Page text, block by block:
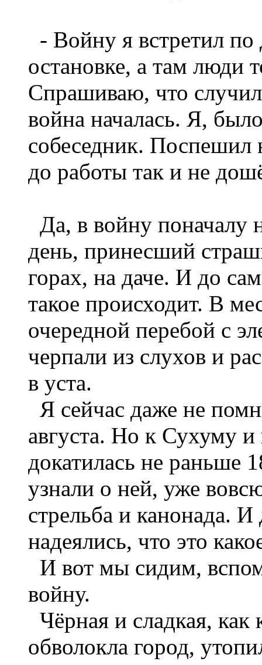
- Войну я встретил
остановке, а там люди
Спрашиваю, что
война началась. Я,
собеседник. Поспешил
до работы так и не
Да, в войну поначалу
день, принесший
горах, на даче. И до
такое происходит. В
очередной перебой с
черпали из слухов и
в уста.
Я сейчас даже не
августа. Но к Сухуму
докатилась не раньше
узнали о ней, уже
стрельба и канонада.
надеялись, что это
И вот мы сидим,
войну.
Чёрная и сладкая,
обволокла город,